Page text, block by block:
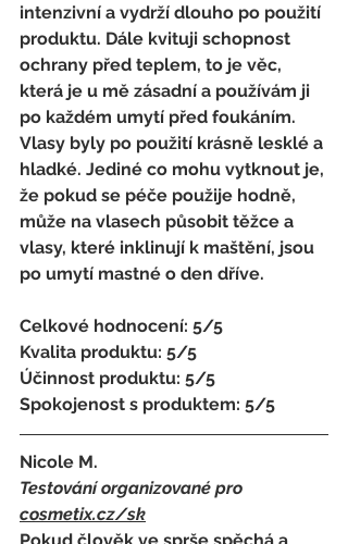
intenzivní a vydrží dlouho po použití
produktu. Dále kvituji schopnost
ochrany před teplem, to je věc,
která je u mě zásadní a používám ji
po každém umytí před foukáním.
Vlasy byly po použití krásně lesklé a
hladké. Jediné co mohu vytknout je,
že pokud se péče použije hodně,
může na vlasech působit těžce a
vlasy, které inklinují k maštění, jsou
po umytí mastné o den dříve.
Celkové hodnocení: 5/5
Kvalita produktu: 5/5
Účinnost produktu: 5/5
Spokojenost s produktem: 5/5
Nicole M.
Testování organizované pro
cosmetix.cz/sk